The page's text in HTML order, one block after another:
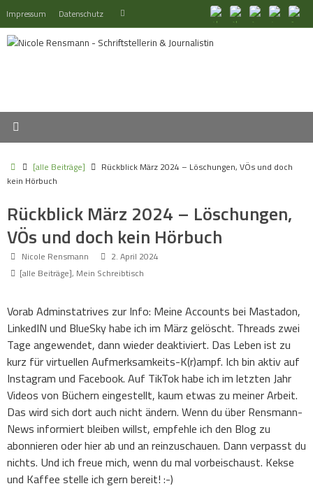
Inhalt
springen
Impressum Datenschutz Suchen
Start[alle Beiträge]
Rückblick März 2024 – Löschungen, VÖs und doch
kein Hörbuch
Rückblick März 2024 – Löschungen,
VÖs und doch kein Hörbuch
Nicole Rensmann
2. April 2024
[alle Beiträge], Mein Schreibtisch
Vorab Adminstatrives zur Info: Meine Accounts bei Mastadon,
LinkedIN und BlueSky habe ich im März gelöscht. Threads zwei
Tage angewendet, dann wieder deaktiviert. Das Leben ist zu
kurz für virtuellen Aufmerksamkeits-K(r)ampf. Ich bin aktiv auf
Instagram und Facebook. Auf TikTok habe ich im letzten Jahr
Videos von Büchern eingestellt, kaum etwas zu meiner Arbeit.
Das wird sich dort auch nicht ändern. Wenn du über Rensmann-
News informiert bleiben willst, empfehle ich den Blog zu
abonnieren oder hier ab und an reinzuschauen. Dann verpasst du
nichts. Und ich freue mich, wenn du mal vorbeischaust. Kekse
und Kaffee stelle ich gern bereit! :-)